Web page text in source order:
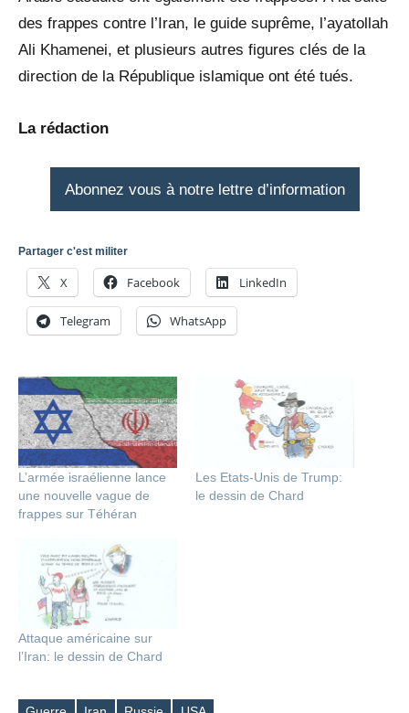
des frappes contre l’Iran, le guide suprême, l’ayatollah
Ali Khamenei, et plusieurs autres figures clés de la
direction de la République islamique ont été tués.
La rédaction
Abonnez vous à notre lettre d’information
Partager c'est militer
X Facebook LinkedIn
Telegram WhatsApp
L’armée israélienne lance
une nouvelle vague de
frappes sur Téhéran
Les Etats-Unis de Trump:
le dessin de Chard
Attaque américaine sur
l’Iran: le dessin de Chard